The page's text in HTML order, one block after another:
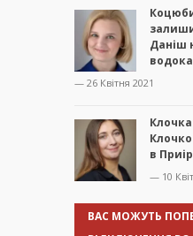
Даніш
— 26 Квітня 2021
в
— 10
ВАС МОЖУТЬ